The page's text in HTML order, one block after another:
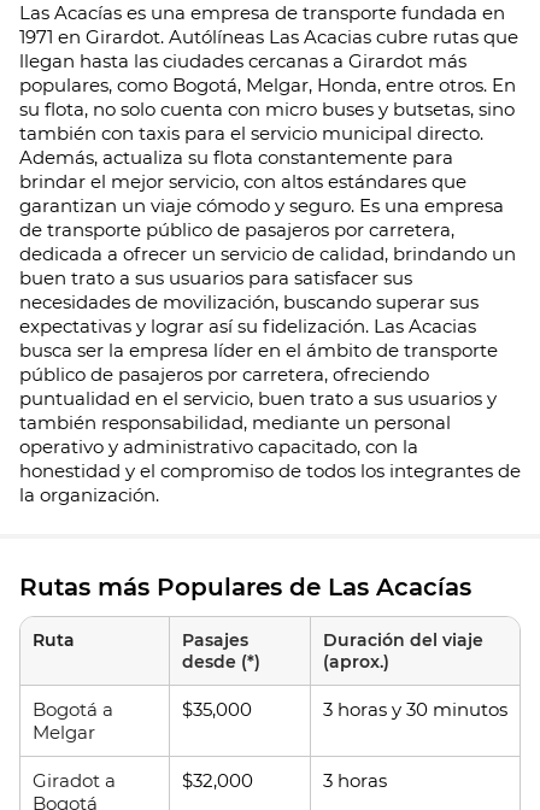
Las Acacías es una empresa de transporte fundada en
1971 en Girardot. Autólíneas Las Acacias cubre rutas que
llegan hasta las ciudades cercanas a Girardot más
populares, como Bogotá, Melgar, Honda, entre otros. En
su flota, no solo cuenta con micro buses y butsetas, sino
también con taxis para el servicio municipal directo.
Además, actualiza su flota constantemente para
brindar el mejor servicio, con altos estándares que
garantizan un viaje cómodo y seguro. Es una empresa
de transporte público de pasajeros por carretera,
dedicada a ofrecer un servicio de calidad, brindando un
buen trato a sus usuarios para satisfacer sus
necesidades de movilización, buscando superar sus
expectativas y lograr así su fidelización. Las Acacias
busca ser la empresa líder en el ámbito de transporte
público de pasajeros por carretera, ofreciendo
puntualidad en el servicio, buen trato a sus usuarios y
también responsabilidad, mediante un personal
operativo y administrativo capacitado, con la
honestidad y el compromiso de todos los integrantes de
la organización.
Rutas más Populares de Las Acacías
Ruta
Pasajes
desde (*)
Duración del viaje
(aprox.)
Bogotá a
Melgar
$35,000 3 horas y 30 minutos
Giradot a
Bogotá
$32,000 3 horas